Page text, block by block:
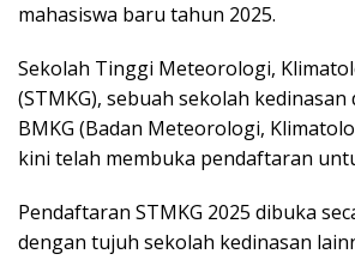
mahasiswa baru tahun 2025.
Sekolah Tinggi Meteorologi,
(STMKG), sebuah sekolah
BMKG (Badan Meteorologi,
kini telah membuka pendaftaran
Pendaftaran STMKG 2025 dibuka
dengan tujuh sekolah kedinasan